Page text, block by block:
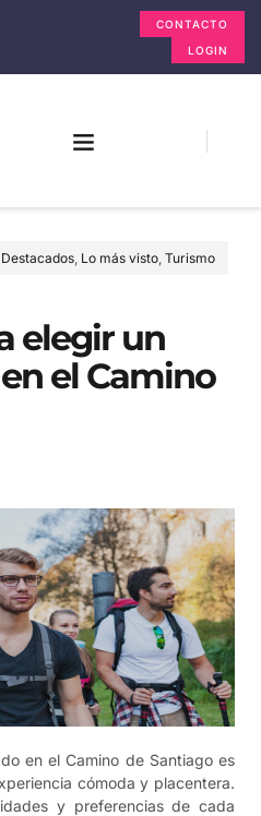
CONTACTO
LOGIN
Destacados, Lo más visto, Turismo
elegir un
el Camino
en el Camino de Santiago es
cómoda y placentera.
y preferencias de cada